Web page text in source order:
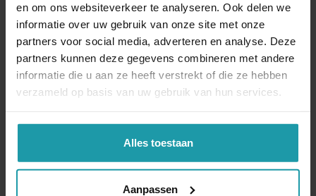
en om ons websiteverkeer te analyseren. Ook delen we
informatie over uw gebruik van onze site met onze
partners voor social media, adverteren en analyse. Deze
partners kunnen deze gegevens combineren met andere
informatie die u aan ze heeft verstrekt of die ze hebben
verzameld op basis van uw gebruik van hun services.
Alles toestaan
Aanpassen
Schrijf je hieronder in voor onze maandelijkse
mailing.
Naam*
E-mail adres*